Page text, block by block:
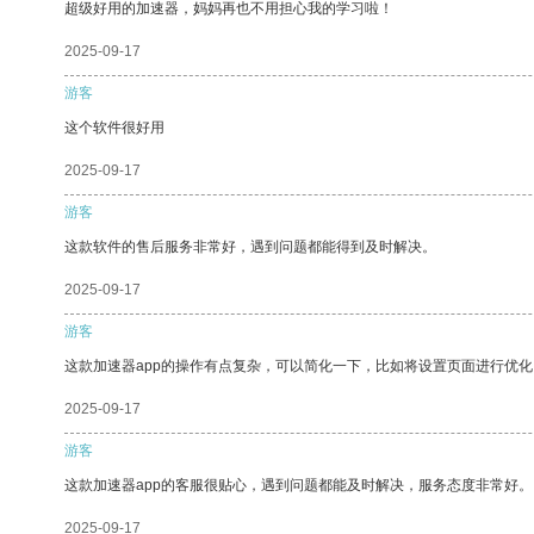
超级好用的加速器，妈妈再也不用担心我的学习啦！
2025-09-17
游客
这个软件很好用
2025-09-17
游客
这款软件的售后服务非常好，遇到问题都能得到及时解决。
2025-09-17
游客
这款加速器app的操作有点复杂，可以简化一下，比如将设置页面进行优
2025-09-17
游客
这款加速器app的客服很贴心，遇到问题都能及时解决，服务态度非常好。
2025-09-17